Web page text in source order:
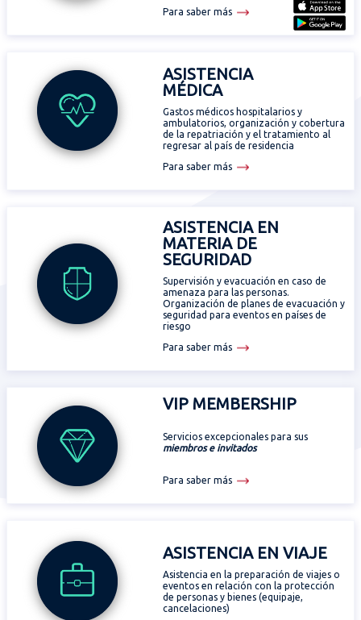
Gymnaestrada Mundial 2027
337 55 48
Tratamiento fuera del país
Notificar un siniestro (Espacio para Miembros)
Certificado de visado (Espacio para Miembros)
Folleto personalizado y tarjeta de miembro
Para saber más
ASISTENCIA
MÉDICA
Gastos médicos hospitalarios y
ambulatorios, organización y cobertura
de la repatriación y el tratamiento al
regresar al país de residencia
Para saber más
ASISTENCIA EN
MATERIA DE
SEGURIDAD
Supervisión y evacuación en caso de
amenaza para las personas.
Organización de planes de evacuación y
seguridad para eventos en países de
riesgo
Para saber más
VIP MEMBERSHIP
Servicios excepcionales para sus
miembros e invitados
Para saber más
ASISTENCIA EN VIAJE
Asistencia en la preparación de viajes o
eventos en relación con la protección
de personas y bienes (equipaje,
cancelaciones)